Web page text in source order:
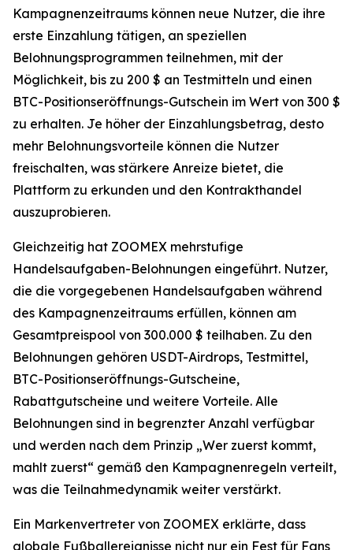
Kampagnenzeitraums können neue Nutzer, die ihre
erste Einzahlung tätigen, an speziellen
Belohnungsprogrammen teilnehmen, mit der
Möglichkeit, bis zu 200 $ an Testmitteln und einen
BTC-Positionseröffnungs-Gutschein im Wert von 300 $
zu erhalten. Je höher der Einzahlungsbetrag, desto
mehr Belohnungsvorteile können die Nutzer
freischalten, was stärkere Anreize bietet, die
Plattform zu erkunden und den Kontrakthandel
auszuprobieren.
Gleichzeitig hat ZOOMEX mehrstufige
Handelsaufgaben-Belohnungen eingeführt. Nutzer,
die die vorgegebenen Handelsaufgaben während
des Kampagnenzeitraums erfüllen, können am
Gesamtpreispool von 300.000 $ teilhaben. Zu den
Belohnungen gehören USDT-Airdrops, Testmittel,
BTC-Positionseröffnungs-Gutscheine,
Rabattgutscheine und weitere Vorteile. Alle
Belohnungen sind in begrenzter Anzahl verfügbar
und werden nach dem Prinzip „Wer zuerst kommt,
mahlt zuerst“ gemäß den Kampagnenregeln verteilt,
was die Teilnahmedynamik weiter verstärkt.
Ein Markenvertreter von ZOOMEX erklärte, dass
globale Fußballereignisse nicht nur ein Fest für Fans